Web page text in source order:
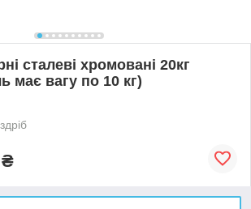
сталеві хромовані 20кг
має вагу по 10 кг)
₴